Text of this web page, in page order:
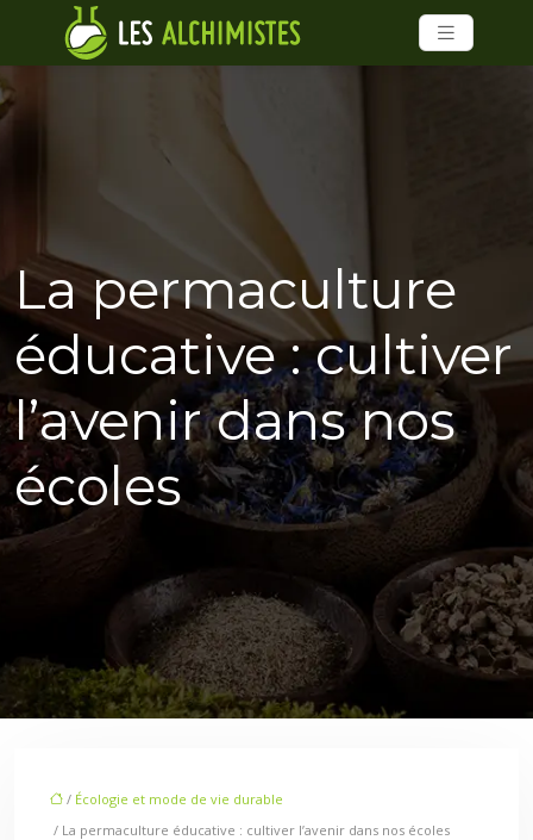
La permaculture
éducative : cultiver
l’avenir dans nos
écoles
/ Écologie et mode de vie durable
/ La permaculture éducative : cultiver l’avenir dans nos écoles